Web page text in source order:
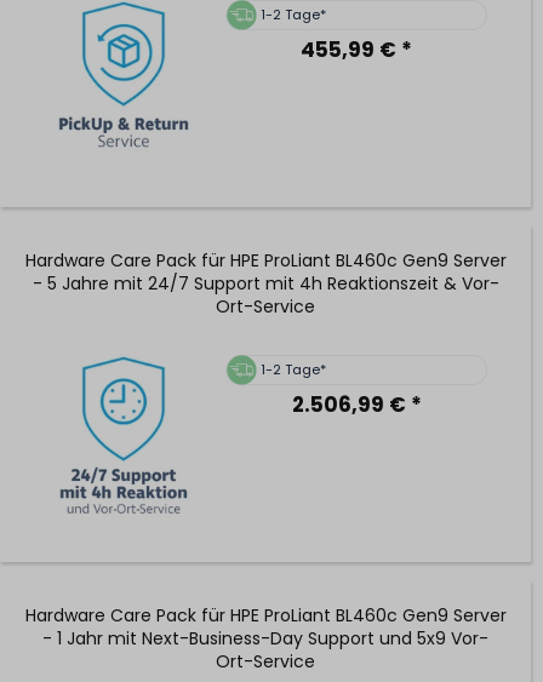
1-2 Tage*
455,99 € *
Hardware Care Pack für HPE ProLiant BL460c Gen9 Server
- 5 Jahre mit 24/7 Support mit 4h Reaktionszeit & Vor-
Ort-Service
1-2 Tage*
2.506,99 € *
Hardware Care Pack für HPE ProLiant BL460c Gen9 Server
- 1 Jahr mit Next-Business-Day Support und 5x9 Vor-
Ort-Service